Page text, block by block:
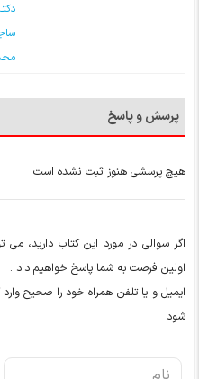
پرسش و پاسخ
هیچ پرسشی هنوز ثبت نشده است
اگر سوالی در مورد این کتاب دارید،
اولین فرصت به شما پاسخ خواهیم داد .
ایمیل و یا تلفن همراه خود را صحیح
شود